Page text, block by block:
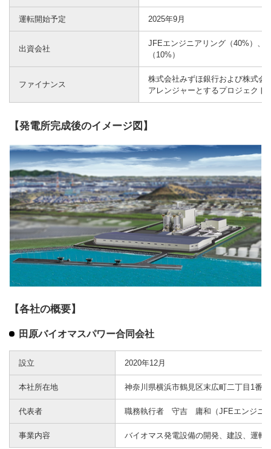
運転開始予定 2025年9月
出資会社
JFEエンジニアリング（40%）、
（10%）
ファイナンス
株式会社みずほ銀行および株式会
アレンジャーとするプロジェクト
【発電所完成後のイメージ図】
【各社の概要】
田原バイオマスパワー合同会社
設立 2020年12月
本社所在地 神奈川県横浜市鶴見区末広町二丁目1番地
代表者 職務執行者 守吉 庸和（JFEエンジニ
事業内容 バイオマス発電設備の開発、建設、運転